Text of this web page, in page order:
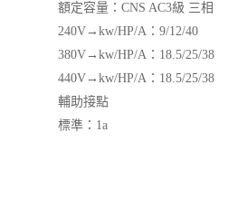
額定容量：CNS AC3級 三相
240V→kw/HP/A：9/12/40
380V→kw/HP/A：18.5/25/38
440V→kw/HP/A：18.5/25/38
輔助接點
標準：1a